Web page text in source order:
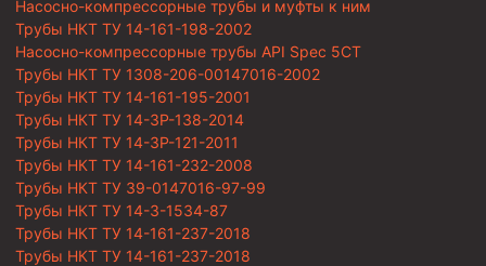
Насосно-компрессорные трубы и муфты к ним
Трубы НКТ ТУ 14-161-198-2002
Насосно-компрессорные трубы API Spec 5CT
Трубы НКТ ТУ 1308-206-00147016-2002
Трубы НКТ ТУ 14-161-195-2001
Трубы НКТ ТУ 14-3Р-138-2014
Трубы НКТ ТУ 14-3Р-121-2011
Трубы НКТ ТУ 14-161-232-2008
Трубы НКТ ТУ 39-0147016-97-99
Трубы НКТ ТУ 14-3-1534-87
Трубы НКТ ТУ 14-161-237-2018
Трубы НКТ ТУ 14-161-237-2018